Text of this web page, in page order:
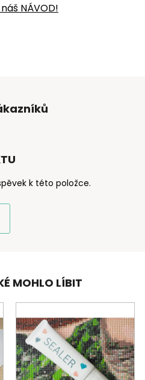
NÁVOD!
k této položce.
MOHLO LÍBIT